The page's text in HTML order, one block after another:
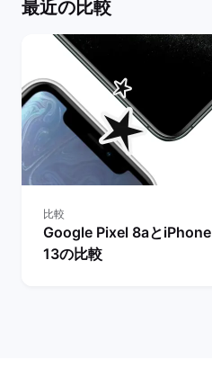
最近の比較
比較
Google Pixel 8aとiPhone
13の比較